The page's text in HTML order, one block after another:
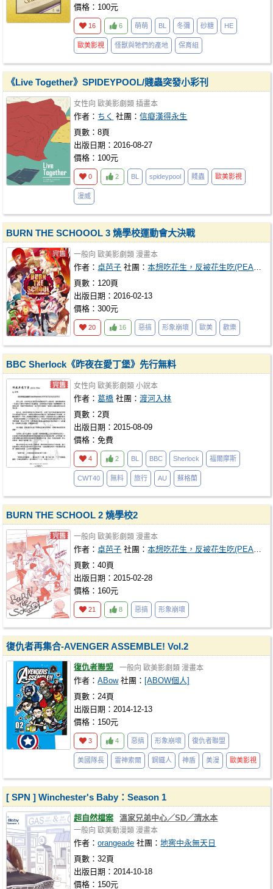
價格：100元
16 6 萌萌 BL 冬彌 砂糖 HE
歐美影視 怪獸與牠們的產地 保育組
《Live Together》SPIDEYPOOL/賤蟲突發小彩刊
女性向 歐美影劇類 插畫本
作者： ちく 社團：信癡漢得永生
頁數：8頁
出版日期：2016-08-27
價格：100元
0 2 BL spideypool 賤蟲 歐美影視
漫威
BURN THE SCHOOOL 3 燒學校運動會大決戰
一般向 歐美影劇類 漫畫本
作者：卓芭子 社團：本想吃花生，反被花生吃(PEANUTS BANANA)
頁數：120頁
出版日期：2016-02-13
價格：300元
20 16 惡搞 形象崩壞 歐美 歡樂
BBC Sherlock《昨夜在愛丁堡》先行無料
女性向 歐美影劇類 小說本
作者：葛橋 社團：渡河入林
頁數：2頁
出版日期：2015-08-09
價格：免費
4 2 BL BBC Sherlock 福爾摩斯
CWT40 無料 旅行 AU 蘇格蘭
BURN THE SCHOOL 2 燒學校2
一般向 歐美影劇類 漫畫本
作者：卓芭子 社團：本想吃花生，反被花生吃(PEANUTS BANANA)
頁數：40頁
出版日期：2015-02-28
價格：160元
21 8 惡搞 形象崩壞
復仇者再集合-AVENGER ASSEMBLE! Vol.2
復仇者聯盟 一般向 歐美影劇類 漫畫本
作者：ABow 社團： [ABOW個人]
頁數：24頁
出版日期：2014-12-13
價格：150元
3 4 惡搞 形象崩壞 復仇者聯盟
美國隊長 雷神索爾 鋼鐵人 神盾 美漫 歐美影視
[ SPN ] Winchester's Baby：Season 1
超自然檔案 溫家兄弟中心／SD／清水本
一般向 歐美動漫類 漫畫本
作者：orangeade 社團：地窖中永無天日
頁數：32頁
出版日期：2014-10-18
價格：150元